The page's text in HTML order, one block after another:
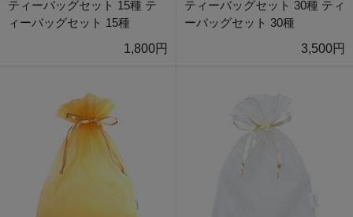
ティーバッグセット 15種 テ
ィーバッグセット 15種
1,800円
ティーバッグセット 30種 ティ
ーバッグセット 30種
3,500円